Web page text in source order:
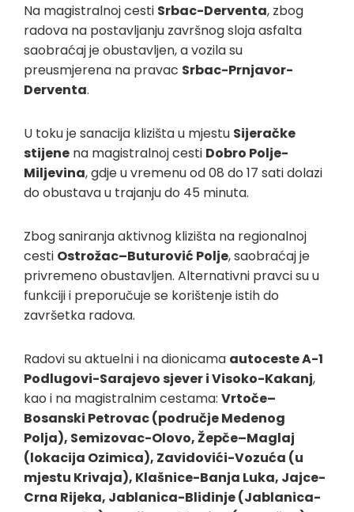
Na magistralnoj cesti Srbac-Derventa, zbog
radova na postavljanju završnog sloja asfalta
saobraćaj je obustavljen, a vozila su
preusmjerena na pravac Srbac-Prnjavor-
Derventa.
U toku je sanacija klizišta u mjestu Sijeračke
stijene na magistralnoj cesti Dobro Polje-
Miljevina, gdje u vremenu od 08 do 17 sati dolazi
do obustava u trajanju do 45 minuta.
Zbog saniranja aktivnog klizišta na regionalnoj
cesti Ostrožac–Buturović Polje, saobraćaj je
privremeno obustavljen. Alternativni pravci su u
funkciji i preporučuje se korištenje istih do
završetka radova.
Radovi su aktuelni i na dionicama autoceste A-1
Podlugovi-Sarajevo sjever i Visoko-Kakanj,
kao i na magistralnim cestama: Vrtoče–
Bosanski Petrovac (područje Medenog
Polja), Semizovac-Olovo, Žepče–Maglaj
(lokacija Ozimica), Zavidovići-Vozuća (u
mjestu Krivaja), Klašnice-Banja Luka, Jajce-
Crna Rijeka, Jablanica-Blidinje (Jablanica-